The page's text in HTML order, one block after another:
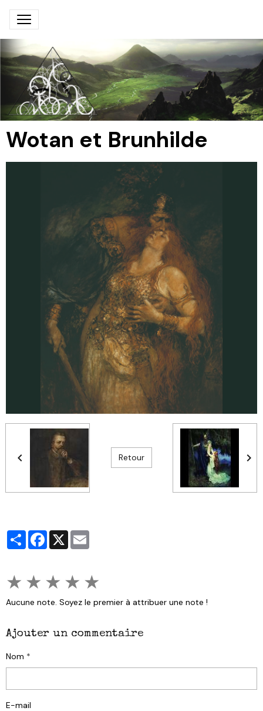
Wotan et Brunhilde
Retour
PartagerFacebook
X
★ ★ ★ ★ ★
Aucune note. Soyez le premier à attribuer une note !
Ajouter un commentaire
Nom
E-mail